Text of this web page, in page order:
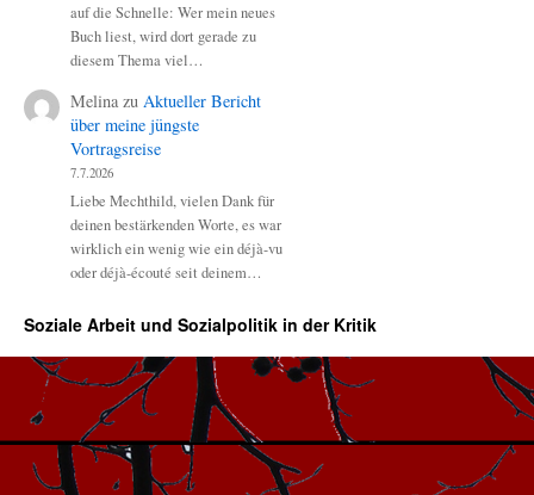
auf die Schnelle: Wer mein neues
Buch liest, wird dort gerade zu
diesem Thema viel…
Melina zu Aktueller Bericht
über meine jüngste
Vortragsreise
7.7.2026
Liebe Mechthild, vielen Dank für
deinen bestärkenden Worte, es war
wirklich ein wenig wie ein déjà-vu
oder déjà-écouté seit deinem…
Soziale Arbeit und Sozialpolitik in der Kritik